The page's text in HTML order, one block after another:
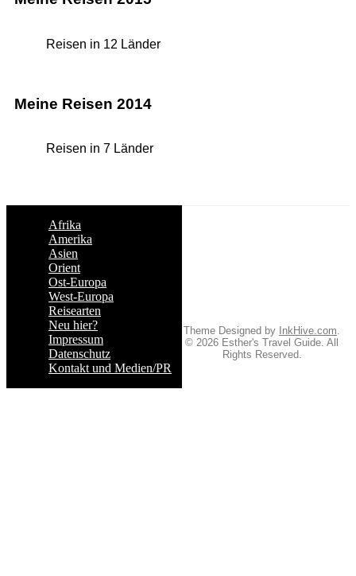
Reisen in 12 Länder
Meine Reisen 2014
Reisen in 7 Länder
Afrika
Amerika
Asien
Orient
Ost-Europa
West-Europa
Reisearten
Neu hier?
Impressum
Datenschutz
Kontakt und Medien/PR
Theme Designed by InkHive.com.
© 2026 Esther's Travel Guide. All
Rights Reserved.